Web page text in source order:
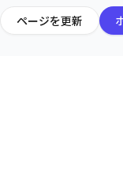
ページを更新